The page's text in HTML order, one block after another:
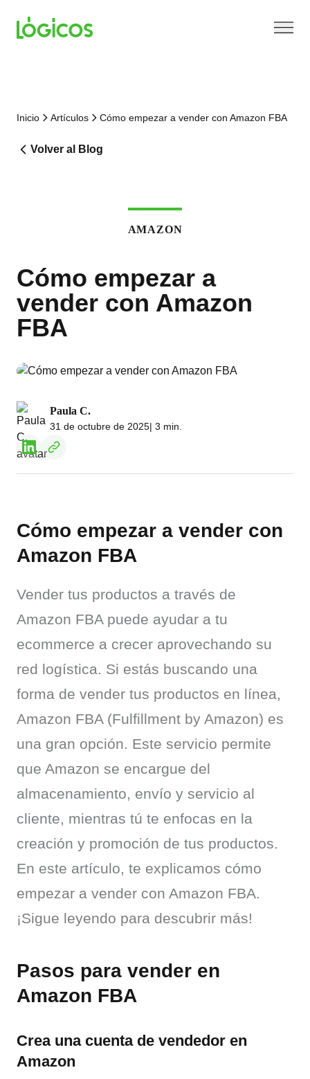
Inicio Artículos Cómo empezar a vender con Amazon FBA
Volver al Blog
AMAZON
Cómo empezar a
vender con Amazon
FBA
Paula C.
31 de octubre de 2025| 3 min.
Cómo empezar a vender con
Amazon FBA
Vender tus productos a través de
Amazon FBA puede ayudar a tu
ecommerce a crecer aprovechando su
red logística. Si estás buscando una
forma de vender tus productos en línea,
Amazon FBA (Fulfillment by Amazon) es
una gran opción. Este servicio permite
que Amazon se encargue del
almacenamiento, envío y servicio al
cliente, mientras tú te enfocas en la
creación y promoción de tus productos.
En este artículo, te explicamos cómo
empezar a vender con Amazon FBA.
¡Sigue leyendo para descubrir más!
Pasos para vender en
Amazon FBA
Crea una cuenta de vendedor en
Amazon